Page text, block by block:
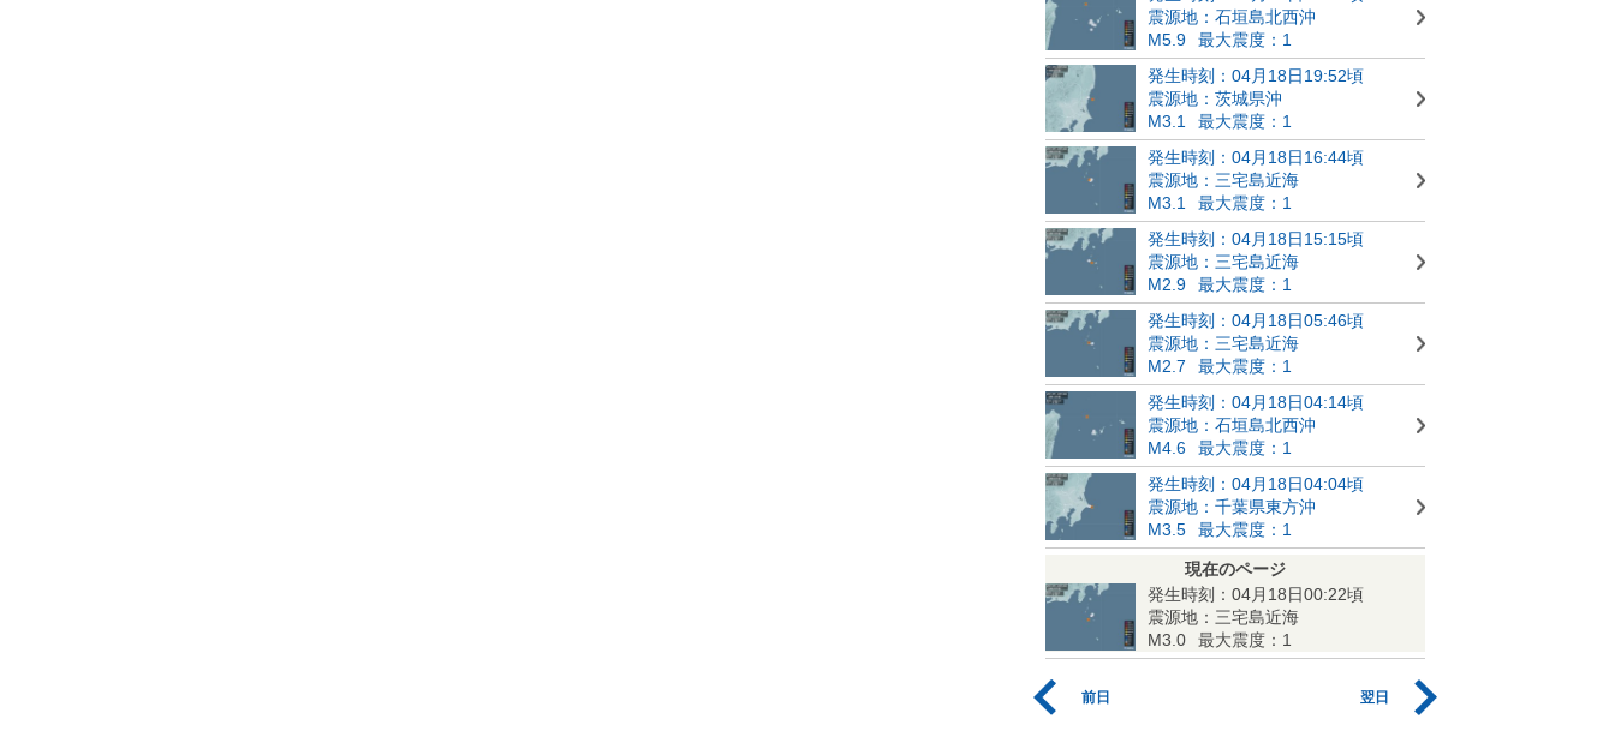
震源地：石垣島北西沖
M5.9
最大震度：1
発生時刻：04月18日19:52頃
震源地：茨城県沖
M3.1
最大震度：1
発生時刻：04月18日16:44頃
震源地：三宅島近海
M3.1
最大震度：1
発生時刻：04月18日15:15頃
震源地：三宅島近海
M2.9
最大震度：1
発生時刻：04月18日05:46頃
震源地：三宅島近海
M2.7
最大震度：1
発生時刻：04月18日04:14頃
震源地：石垣島北西沖
M4.6
最大震度：1
発生時刻：04月18日04:04頃
震源地：千葉県東方沖
M3.5
最大震度：1
現在のページ
発生時刻：04月18日00:22頃
震源地：三宅島近海
M3.0
最大震度：1
前日 翌日